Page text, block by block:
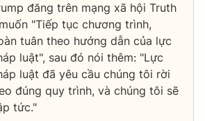
đăng trên mạng xã hội Truth
"Tiếp tục chương trình,
tuân theo hướng dẫn của lực
luật", sau đó nói thêm: "Lực
luật đã yêu cầu chúng tôi rời
đúng quy trình, và chúng tôi sẽ
tức."